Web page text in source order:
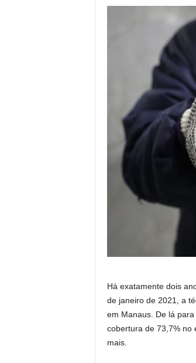
Há exatamente dois
de janeiro de 2021, a
em Manaus. De lá
cobertura de 73,7% no
mais.